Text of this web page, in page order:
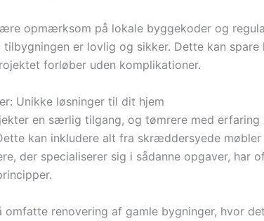
opmærksom på lokale byggekoder og
er lovlig og sikker. Dette kan
forløber uden komplikationer.
Unikke løsninger til dit hjem
en særlig tilgang, og tømrere med erfaring
kan inkludere alt fra skræddersyede
der specialiserer sig i sådanne opgaver, har
omfatte renovering af gamle bygninger, hvor